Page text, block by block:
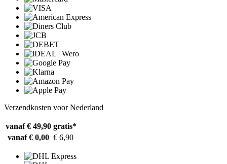
Verzendkosten voor Nederland
vanaf € 49,90 gratis*
vanaf € 0,00 € 6,90